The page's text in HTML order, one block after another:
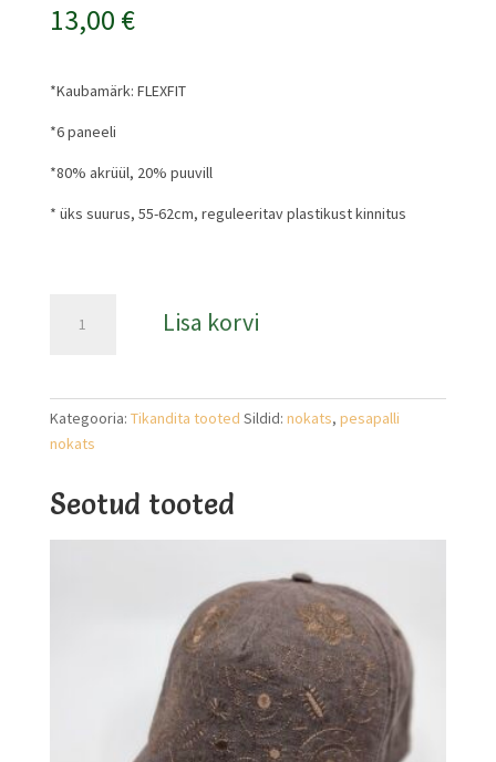
13,00 €
*Kaubamärk: FLEXFIT
*6 paneeli
*80% akrüül, 20% puuvill
* üks suurus, 55-62cm, reguleeritav plastikust kinnitus
nokamüts
Lisa korvi
Kategooria: Tikandita tooted Sildid: nokats, pesapalli
nokats
Seotud tooted